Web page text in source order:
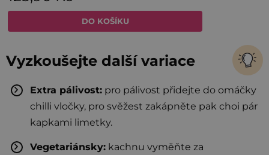
Vyzkoušejte další variace
Extra pálivost: pro pálivost přidejte do omáčky
chilli vločky, pro svěžest zakápněte pak choi pár
kapkami limetky.
Vegetariánsky: kachnu vyměňte za